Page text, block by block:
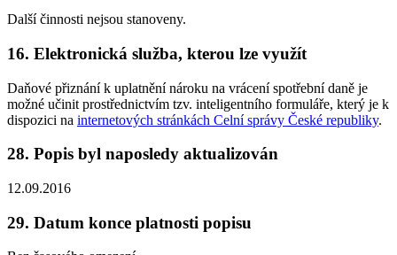
Další činnosti nejsou stanoveny.
16. Elektronická služba, kterou lze využít
Daňové přiznání k uplatnění nároku na vrácení spotřební daně je
možné učinit prostřednictvím tzv. inteligentního formuláře, který je k
dispozici na internetových stránkách Celní správy České republiky.
28. Popis byl naposledy aktualizován
12.09.2016
29. Datum konce platnosti popisu